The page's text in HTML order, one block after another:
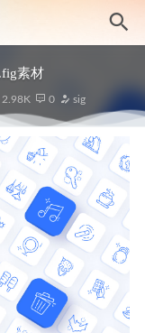
素材
2.98K 0 sig
2021-01-07
02